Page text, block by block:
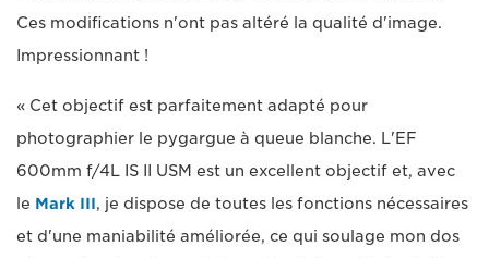
Ces modifications n'ont pas altéré la qualité d'image.
Impressionnant !
« Cet objectif est parfaitement adapté pour
photographier le pygargue à queue blanche. L'EF
600mm f/4L IS II USM est un excellent objectif et, avec
le Mark III, je dispose de toutes les fonctions nécessaires
et d'une maniabilité améliorée, ce qui soulage mon dos